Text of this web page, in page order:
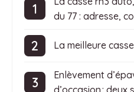
du 77 : adresse,
La meilleure
Enlèvement
d’occasion : deux